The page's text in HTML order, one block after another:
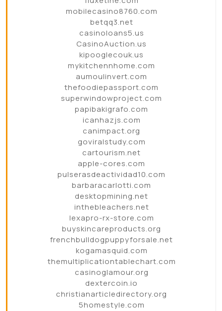
mobilecasino8760.com
betqq3.net
casinoloans5.us
CasinoAuction.us
kipooglecouk.us
mykitchennhome.com
aumoulinvert.com
thefoodiepassport.com
superwindowproject.com
papibakigrafo.com
icanhazjs.com
canimpact.org
goviralstudy.com
cartourism.net
apple-cores.com
pulserasdeactividad10.com
barbaracarlotti.com
desktopmining.net
inthebleachers.net
lexapro-rx-store.com
buyskincareproducts.org
frenchbulldogpuppyforsale.net
kogamasquid.com
themultiplicationtablechart.com
casinoglamour.org
dextercoin.io
christianarticledirectory.org
5homestyle.com